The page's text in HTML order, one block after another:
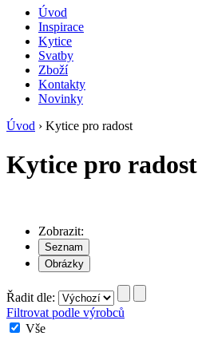
Úvod
Inspirace
Kytice
Svatby
Zboží
Kontakty
Novinky
Úvod › Kytice pro radost
Kytice pro radost
Zobrazit:
Řadit dle:
Filtrovat podle výrobců
Vše